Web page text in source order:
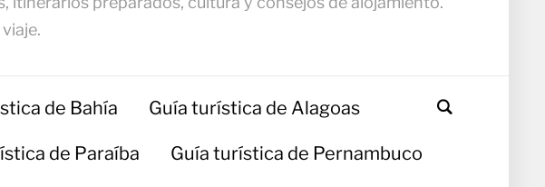
de Bahía Guía turística de Alagoas
de Paraíba Guía turística de Pernambuco